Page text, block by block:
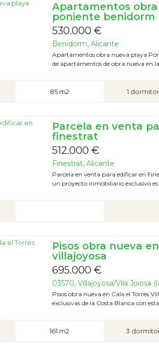
Apartamentos
poniente benidorm
530.000 €
Benidorm, Alicante
Apartamentos obra nueva playa
de apartamentos de obra nueva en
85 m2 1
Parcela en venta
finestrat
512.000 €
Finestrat, Alicante
Parcela en venta para edificar en
un proyecto inmobiliario exclusivo es
Pisos obra nueva
villajoyosa
695.000 €
03570, Villajoyosa/Vila Joiosa
Pisos obra nueva en Cala el Torres
exclusivas de la Costa Blanca con
161 m2 3